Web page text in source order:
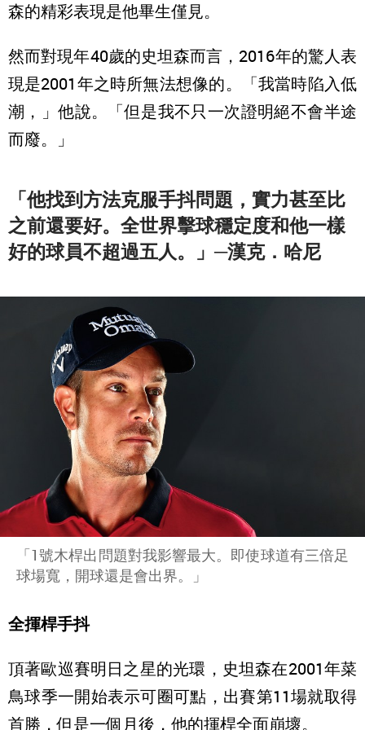
森的精彩表現是他畢生僅見。
然而對現年40歲的史坦森而言，2016年的驚人表
現是2001年之時所無法想像的。「我當時陷入低
潮，」他說。「但是我不只一次證明絕不會半途
而廢。」
「他找到方法克服手抖問題，實力甚至比
之前還要好。全世界擊球穩定度和他一樣
好的球員不超過五人。」─漢克．哈尼
「1號木桿出問題對我影響最大。即使球道有三倍足
球場寬，開球還是會出界。」
全揮桿手抖
頂著歐巡賽明日之星的光環，史坦森在2001年菜
鳥球季一開始表示可圈可點，出賽第11場就取得
首勝，但是一個月後，他的揮桿全面崩壞。